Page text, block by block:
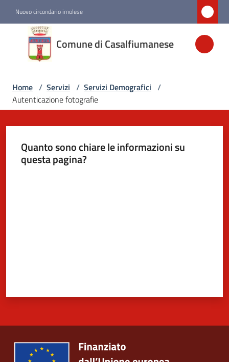
Nuovo circondario imolese
Comune di Casalfiumanese
Comune di
Casalfiumanese
Amministrazione
Servizi
Menu selezionato
Servizi
Tutti
Home / Servizi / Servizi Demografici /
Autenticazione fotografie
Quanto sono chiare le informazioni su
questa pagina?